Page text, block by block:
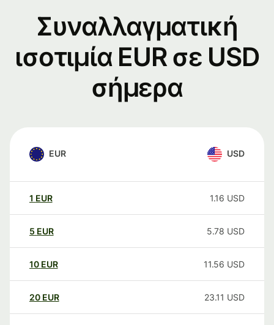
Συναλλαγματική
ισοτιμία EUR σε USD
σήμερα
EUR USD
1 EUR 1.16 USD
5 EUR 5.78 USD
10 EUR 11.56 USD
20 EUR 23.11 USD